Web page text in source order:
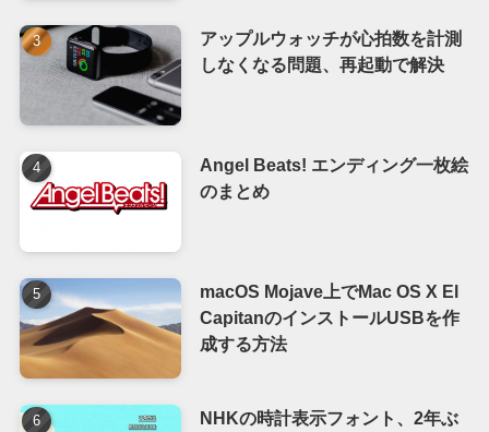
アップルウォッチが心拍数を計測
しなくなる問題、再起動で解決
Angel Beats! エンディング一枚絵
のまとめ
macOS Mojave上でMac OS X El
CapitanのインストールUSBを作
成する方法
NHKの時計表示フォント、2年ぶ